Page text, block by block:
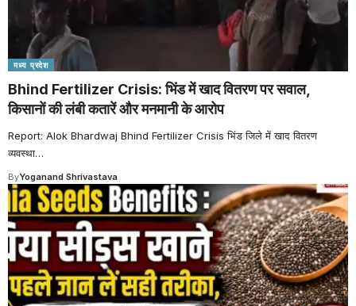
मध्य प्रदेश
Bhind Fertilizer Crisis: भिंड में खाद वितरण पर सवाल,
किसानों की लंबी कतारें और मनमानी के आरोप
Report: Alok Bhardwaj Bhind Fertilizer Crisis भिंड जिले में खाद वितरण
व्यवस्था…
ByYoganand Shrivastava